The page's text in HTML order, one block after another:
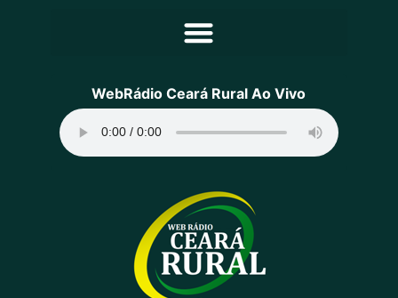
Principal
Programação
Equipe
Contato
Sobre
WebRádio Ceará Rural Ao Vivo